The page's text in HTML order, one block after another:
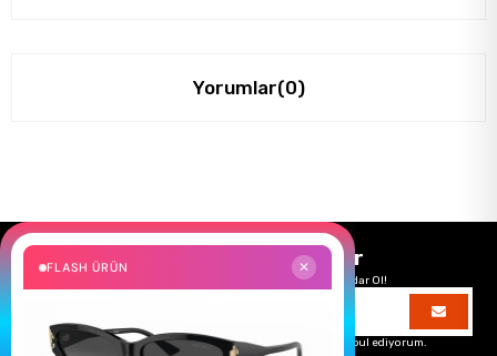
Yorumlar(0)
Size Özel Kampanyalar
Hemen Kayıt Ol Fırsatlardan Önce Sen Haberdar Ol!
Üyelik koşullarınıvekişisel verilerimin korunmasını kabul ediyorum.
FLASH ÜRÜN ✕